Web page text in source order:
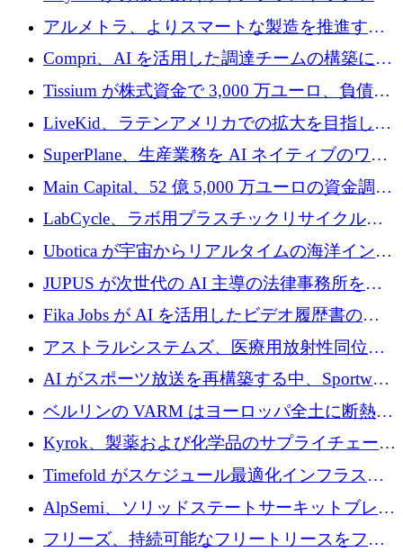
プラットフォームを拡張するために 242 万ユ
ーロを調達
アルメトラ、よりスマートな製造を推進する
ためにシリーズ A で 1,630 万ユーロを確保
Compri、AI を活用した調達チームの構築に
320 万ユーロを確保
Tissium が株式資金で 3,000 万ユーロ、負債で
3,000 万ユーロを調達
LiveKid、ラテンアメリカでの拡大を目指して
Aldea を買収
SuperPlane、生産業務を AI ネイティブのワー
クフロー層に変えるために 260 万ドルを確保
Main Capital、52 億 5,000 万ユーロの資金調達
でエンタープライズ ソフトウェアの開発を倍
LabCycle、ラボ用プラスチックリサイクルシ
ステムを商業化し、焼却廃棄物を削減するた
めに43万ポンドを確保
Ubotica が宇宙からリアルタイムの海洋インテ
リジェンスを拡張するために 1,100 万ドルを
JUPUS が次世代の AI 主導の法律事務所を強
化するために 1,300 万ユーロを調達
Fika Jobs が AI を活用したビデオ履歴書のた
めに 400 万ドルを調達
アストラルシステムズ、医療用放射性同位元
素の世界的な不足に対処するために2,300万ポ
ンドを調達
AI がスポーツ放送を再構築する中、Sportway
が 2,000 万ユーロを調達
ベルリンの VARM はヨーロッパ全土に断熱材
を拡張するために 1,750 万ユーロを投資
Kyrok、製薬および化学品のサプライチェーン
に AI を導入するために 310 万ユーロを確保
Timefold がスケジュール最適化インフラスト
ラクチャを拡張するためにシリーズ A で
1,300 万ドルを調達
AlpSemi、ソリッドステートサーキットブレー
カー技術の進歩のために1,700万ユーロを調達
フリーズ、持続可能なフリートリースをフラ